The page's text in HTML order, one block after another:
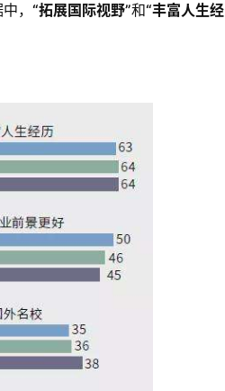
， “拓展国际视野”和“丰富人生经